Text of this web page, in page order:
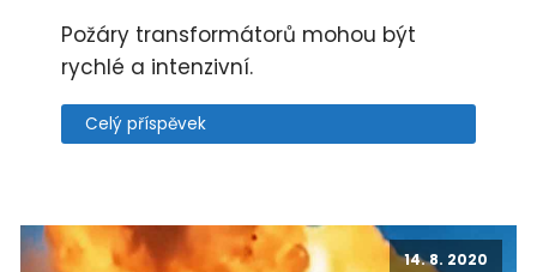
Požáry transformátorů mohou být
rychlé a intenzivní.
Celý příspěvek
14. 8. 2020